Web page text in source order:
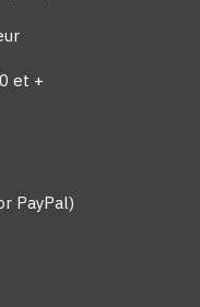
et +
PayPal)